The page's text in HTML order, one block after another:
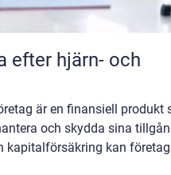
är en finansiell produkt
och skydda sina
kapitalförsäkring kan företag